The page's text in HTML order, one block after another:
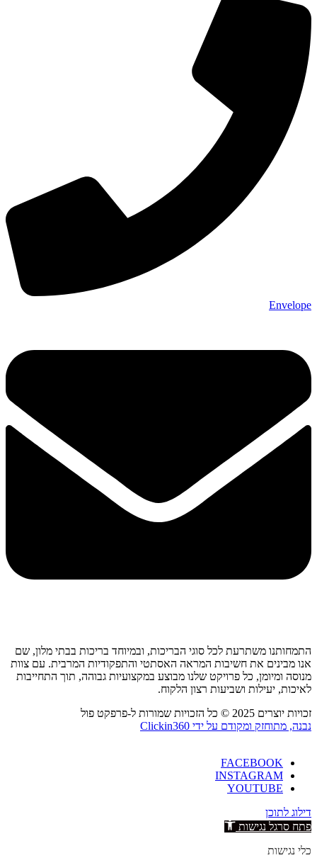
Envelope
התמחותנו משתרעת לכל סוגי הבריכות, ובמיוחד בריכות בבתי מלון, שם
אנו מבינים את חשיבות המראה האסתטי והתפקודיות המרבית. עם צוות
מנוסה ומיומן, כל פרויקט שלנו מבוצע במקצועיות גבוהה, תוך התחייבות
לאיכות, יעילות ושביעות רצון הלקוח.
זכויות יוצרים 2025 © כל הזכויות שמורות ל-פרפקט פול
נבנה, מתוחזק ומקודם על ידי Clickin360
FACEBOOK
INSTAGRAM
YOUTUBE
דילוג לתוכן
פתח סרגל נגישות
כלי נגישות